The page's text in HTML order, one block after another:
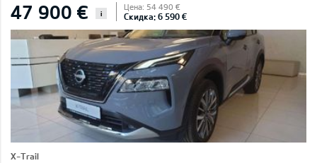
47 900 € i
Цена: 54 490 €
Скидка: 6 590 €
X-Trail